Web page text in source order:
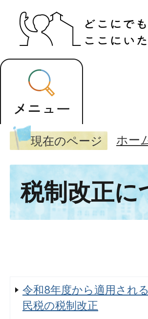
現在のページ ホー
税制改正に
令和8年度から適用され
民税の税制改正